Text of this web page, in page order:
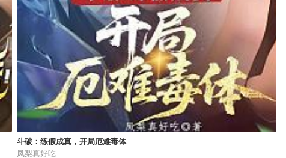
斗破：练假成真，开局厄难毒体
凤梨真好吃